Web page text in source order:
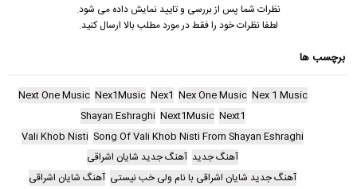
نظرات شما پس از بررسی و تایید نمایش داده می شود.
لطفا نظرات خود را فقط در مورد مطلب بالا ارسال کنید.
برچسب ها
Nex 1 Music
Nex One Music
Nex1
Nex1Music
Next One Music
Next1
Next1Music
Shayan Eshraghi
Song Of Vali Khob Nisti From Shayan Eshraghi
Vali Khob Nisti
آهنگ جدید آهنگ جدید شایان اشراقی
آهنگ جدید شایان اشراقی با نام ولی خب نیستی آهنگ شایان اشراقی